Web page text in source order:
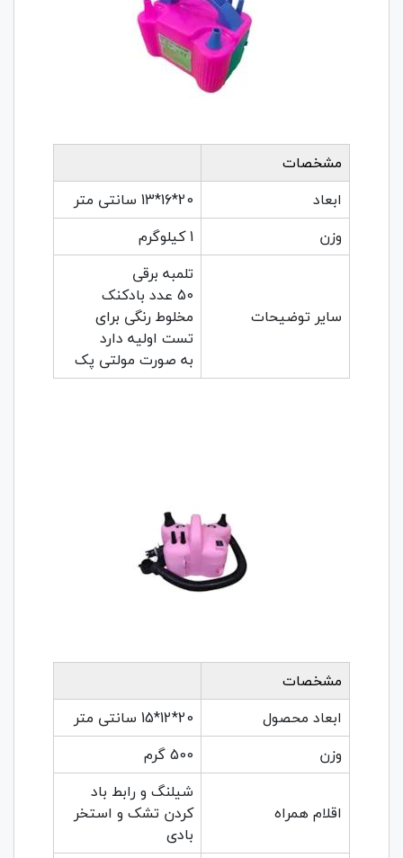
مشخصات
ابعاد
20*16*13 سانتی متر
وزن
1 کیلوگرم
سایر توضیحات
تلمبه برقی
50 عدد بادکنک
مخلوط رنگی برای
تست اولیه دارد
به صورت مولتی پک
مشخصات
ابعاد محصول
20*12*15 سانتی متر
وزن
500 گرم
اقلام همراه
شیلنگ و رابط باد
کردن تشک و استخر
بادی